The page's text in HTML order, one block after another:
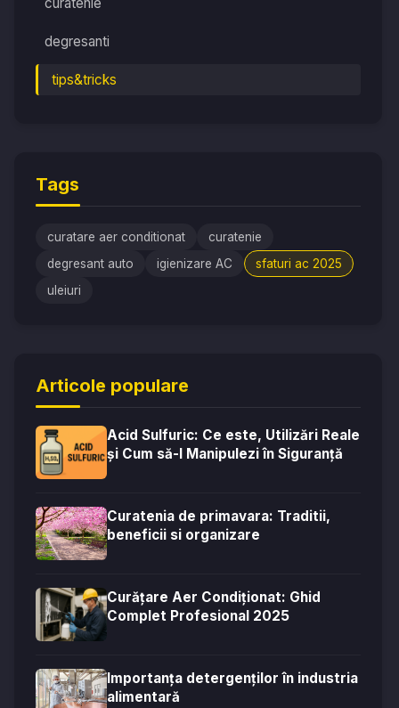
degresanti
tips&tricks
Tags
curatare aer conditionat
curatenie
degresant auto
igienizare AC
sfaturi ac 2025
uleiuri
Articole populare
Acid Sulfuric: Ce este, Utilizări Reale
și Cum să-l Manipulezi în Siguranță
Curatenia de primavara: Traditii,
beneficii si organizare
Curățare Aer Condiționat: Ghid
Complet Profesional 2025
Importanța detergenților în industria
alimentară